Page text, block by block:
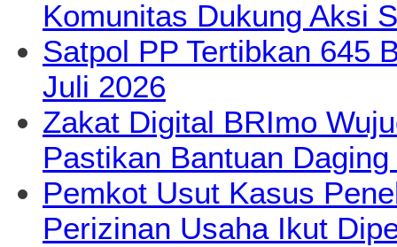
Komunitas Dukung Aksi
Satpol PP Tertibkan 645
Juli 2026
Zakat Digital BRImo
Pastikan Bantuan
Pemkot Usut Kasus
Perizinan Usaha Ikut